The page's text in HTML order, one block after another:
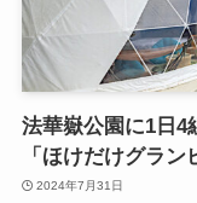
法華嶽公園に1日4
「ほけだけグラ
2024年7月31日